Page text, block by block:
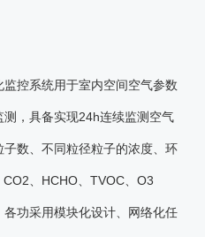
控系统用于室内空间空气参数
测，具备实现24h连续监测空气
子数、不同粒径粒子的浓度、环
、HCHO、TVOC、O3
各功采用模块化设计、网络化任